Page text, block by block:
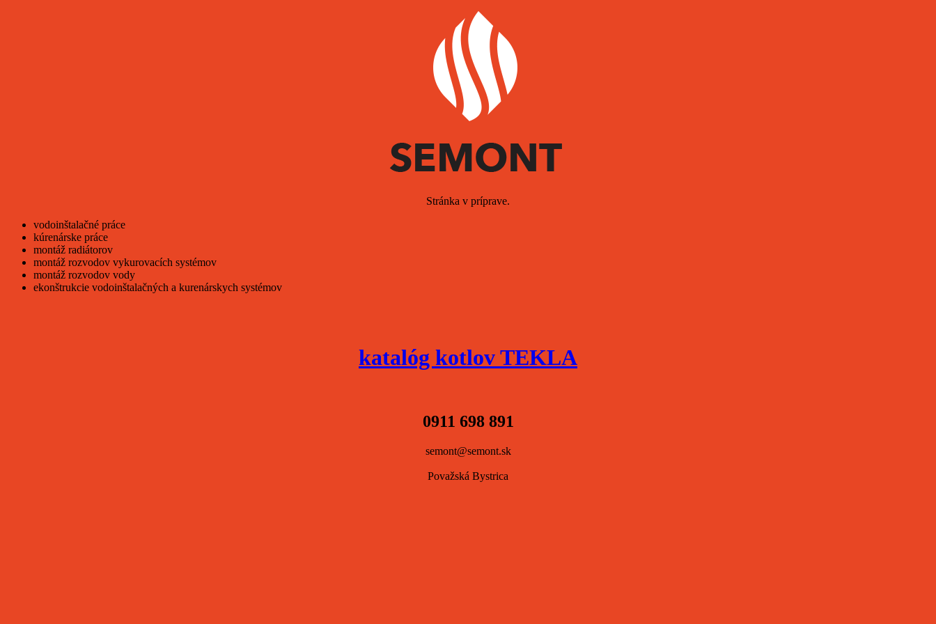
Stránka v príprave.
vodoinštalačné práce
kúrenárske práce
montáž radiátorov
montáž rozvodov vykurovacích systémov
montáž rozvodov vody
ekonštrukcie vodoinštalačných a kurenárskych systémov
katalóg kotlov TEKLA
0911 698 891
semont@semont.sk
Považská Bystrica